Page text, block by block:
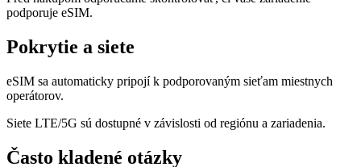
podporuje eSIM.
Pokrytie a siete
eSIM sa automaticky pripojí k podporovaným sieťam miestnych
operátorov.
Siete LTE/5G sú dostupné v závislosti od regiónu a zariadenia.
Často kladené otázky